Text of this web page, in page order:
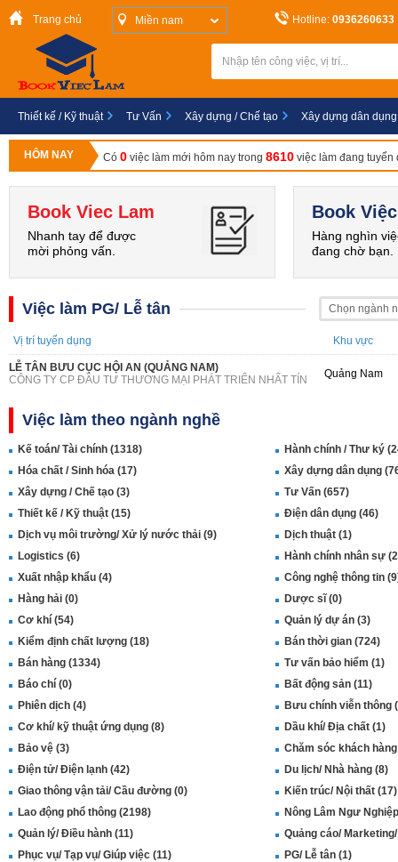
Trang chủ Miền nam Hotline: 0936260633
Thiết kế / Kỹ thuật Tư Vấn Xây dựng / Chế tạo Xây dựng dân dụng
HÔM NAY Có 0 việc làm mới hôm nay trong 8610 việc làm đang tuyển
Book Viec Lam
Nhanh tay để được
mời phỏng vấn.
Book
Hàng nghìn
đang chờ bạn.
Việc làm PG/ Lễ tân Chọn ngành
Vị trí tuyển dụng Khu vực
LỄ TÂN BƯU CỤC HỘI AN (QUẢNG NAM)
CÔNG TY CP ĐẦU TƯ THƯƠNG MẠI PHÁT TRIỂN NHẤT TÍN
Quảng Nam
Việc làm theo ngành nghề
Kế toán/ Tài chính (1318)
Hành chính / Thư ký
Hóa chất / Sinh hóa (17)
Xây dựng dân dụng
Xây dựng / Chế tạo (3)
Tư Vấn (657)
Thiết kế / Kỹ thuật (15)
Điện dân dụng (46)
Dịch vụ môi trường/ Xử lý nước thải (9)
Dịch thuật (1)
Logistics (6)
Hành chính nhân sự
Xuất nhập khẩu (4)
Công nghệ thông tin
Hàng hải (0)
Dược sĩ (0)
Cơ khí (54)
Quản lý dự án (3)
Kiểm định chất lượng (18)
Bán thời gian (724)
Bán hàng (1334)
Tư vấn bảo hiểm (1)
Báo chí (0)
Bất động sản (11)
Phiên dịch (4)
Bưu chính viễn thông
Cơ khí/ kỹ thuật ứng dụng (8)
Dầu khí/ Địa chất (1)
Bảo vệ (3)
Chăm sóc khách hàng
Điện tử/ Điện lạnh (42)
Du lịch/ Nhà hàng (8)
Giao thông vận tải/ Cầu đường (0)
Kiến trúc/ Nội thất (17)
Lao động phổ thông (2198)
Nông Lâm Ngư
Quản lý/ Điều hành (11)
Quảng cáo/
Phục vụ/ Tạp vụ/ Giúp việc (11)
PG/ Lễ tân (1)